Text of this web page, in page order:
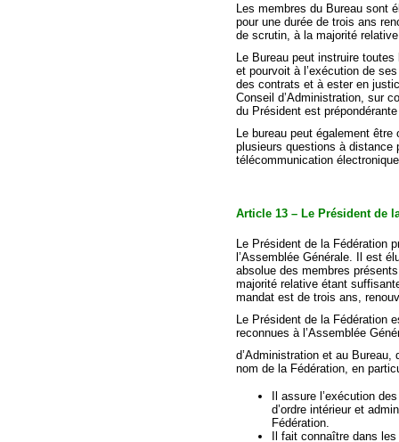
Les membres du Bureau sont
pour une durée de trois ans
de scrutin, à la majorité
Le Bureau peut instruire
et pourvoit à l’exécution de
des contrats et à ester en
Conseil d’Administration, sur
du Président est
Le bureau peut également
plusieurs questions à distance
télécommunication
Article 13 – Le Président de
Le Président de la Fédération
l’Assemblée Générale. Il est
absolue des membres
majorité relative étant
mandat est de trois ans,
Le Président de la Fédération
reconnues à l’Assemblée
d’Administration et au
nom de la Fédération, en
Il assure l’exécution
d’ordre intérieur et
Fédération.
Il fait connaître dans